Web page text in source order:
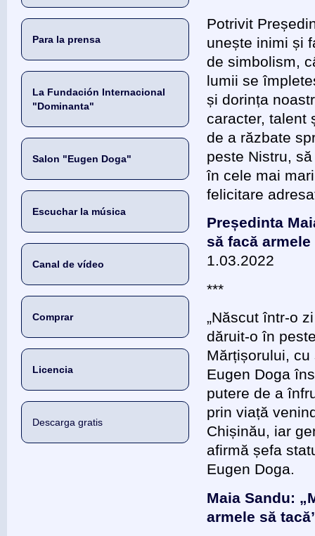
Para la prensa
La Fundación Internacional
"Dominanta"
Salon "Eugen Doga"
Escuchar la música
Canal de vídeo
Comprar
Licencia
Descarga gratis
Potrivit
unește inimi și
de simbolism,
lumii se
și dorința
caracter, talent
de a răzbate
peste Nistru,
în cele mai
felicitare
Președinta
să facă armele
1.03.2022
***
„Născut într-o
dăruit-o în
Mărțișorului,
Eugen Doga
putere de a
prin viață
Chișinău, iar
afirmă șefa
Eugen Doga.
Maia Sandu:
armele să